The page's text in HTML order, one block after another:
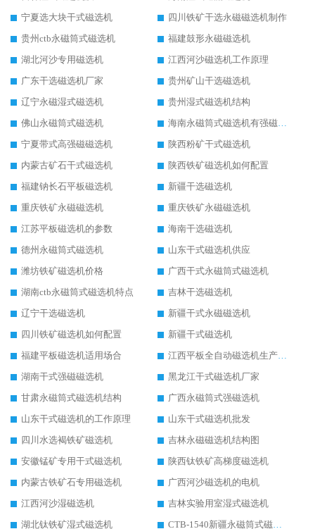
宁夏选大块干式磁选机
四川铁矿干选永磁磁选机制作
贵州ctb永磁筒式磁选机
福建鼓形永磁磁选机
湖北河沙专用磁选机
江西河沙磁选机工作原理
广东干选磁选机厂家
贵州矿山干选磁选机
辽宁永磁湿式磁选机
贵州湿式磁选机结构
佛山永磁筒式磁选机
海南永磁筒式磁选机有强磁的吗
宁夏带式高强磁磁选机
陕西粉矿干式磁选机
内蒙古矿石干式磁选机
陕西铁矿磁选机如何配置
福建钠长石平板磁选机
新疆干选磁选机
重庆铁矿永磁磁选机
重庆铁矿永磁磁选机
江苏平板磁选机的参数
海南干选磁选机
德州永磁筒式磁选机
山东干式磁选机供应
潍坊铁矿磁选机价格
广西干式永磁筒式磁选机
湖南ctb永磁筒式磁选机特点
吉林干选磁选机
辽宁干选磁选机
新疆干式永磁磁选机
四川铁矿磁选机如何配置
新疆干式磁选机
福建平板磁选机适用场合
江西平板全自动磁选机生产厂家
湖南干式强磁磁选机
黑龙江干式磁选机厂家
甘肃永磁筒式磁选机结构
广西永磁筒式强磁选机
山东干式磁选机的工作原理
山东干式磁选机批发
四川水选褐铁矿磁选机
吉林永磁磁选机结构图
安徽锰矿专用干式磁选机
陕西钛铁矿高梯度磁选机
内蒙古铁矿石专用磁选机
广西河沙磁选机的电机
江西河沙湿磁选机
吉林实验用室湿式磁选机
湖北钛铁矿湿式磁选机
CTB-1540新疆永磁筒式磁选机